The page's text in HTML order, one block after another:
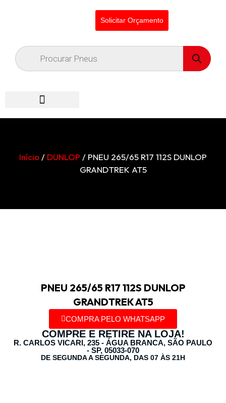
Solicitar Orçamento
Início / DUNLOP / PNEU 265/65 R17 112S DUNLOP
GRANDTREK AT5
PNEU 265/65 R17 112S DUNLOP
GRANDTREK AT5
COMPRA PELO WHATSAPP
COMPRE E RETIRE NA LOJA!
R. CARLOS VICARI, 235 - ÁGUA BRANCA, SÃO PAULO
- SP, 05033-070
DE SEGUNDA A SEGUNDA, DAS 07 ÀS 21H